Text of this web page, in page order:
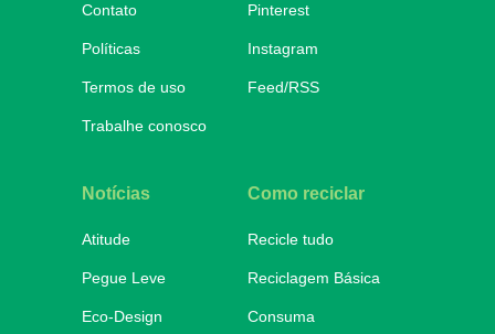
Contato
Políticas
Termos de uso
Trabalhe conosco
Pinterest
Instagram
Feed/RSS
Notícias
Atitude
Pegue Leve
Eco-Design
Como reciclar
Recicle tudo
Reciclagem Básica
Consuma